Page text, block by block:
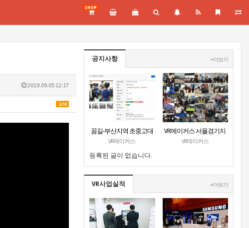
SHOP
2019.09.05 12:17
174
공지사항 + 더보기
꿈길-부산지역 초중고대
상 VR진로직업체험 + VR
안전교육 프로그램 운영
공고
VR메이커스
VR메이커스 서울경기지
부 홈페이지 오픈
VR메이커스
등록된 글이 없습니다.
VR사업실적 + 더보기